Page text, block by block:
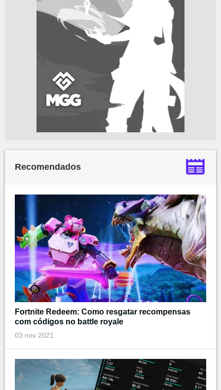
Recomendados
Fortnite Redeem: Como resgatar recompensas
com códigos no battle royale
03 nov 2021